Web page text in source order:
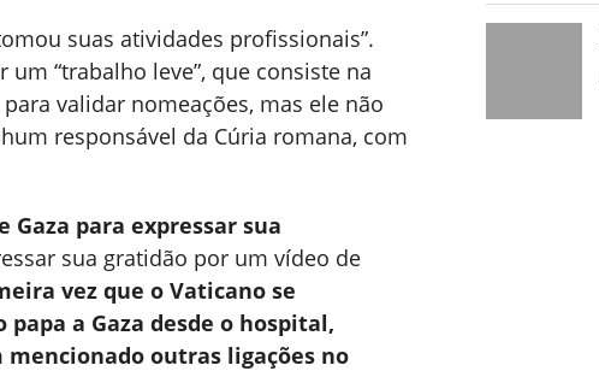
suas atividades profissionais”.
“trabalho leve”, que consiste na
validar nomeações, mas ele não
responsável da Cúria romana, com
Gaza para expressar sua
sua gratidão por um vídeo de
vez que o Vaticano se
a Gaza desde o hospital,
outras ligações no